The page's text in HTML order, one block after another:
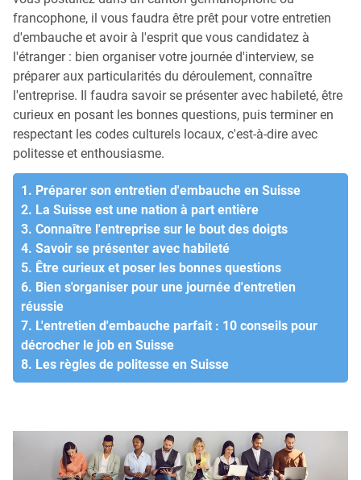
francophone, il vous faudra être prêt pour votre entretien
d'embauche et avoir à l'esprit que vous candidatez à
l'étranger : bien organiser votre journée d'interview, se
préparer aux particularités du déroulement, connaître
l'entreprise. Il faudra savoir se présenter avec habileté, être
curieux en posant les bonnes questions, puis terminer en
respectant les codes culturels locaux, c'est-à-dire avec
politesse et enthousiasme.
1. Préparer son entretien d'embauche en Suisse
2. La Suisse est une nation à part entière
3. Connaître l'entreprise sur le bout des doigts
4. Savoir se présenter avec habileté
5. Être curieux et poser les bonnes questions
6. Bien s'organiser pour une journée d'entretien
réussie
7. L'entretien d'embauche parfait : 10 conseils pour
décrocher le job en Suisse
8. Les règles de politesse en Suisse